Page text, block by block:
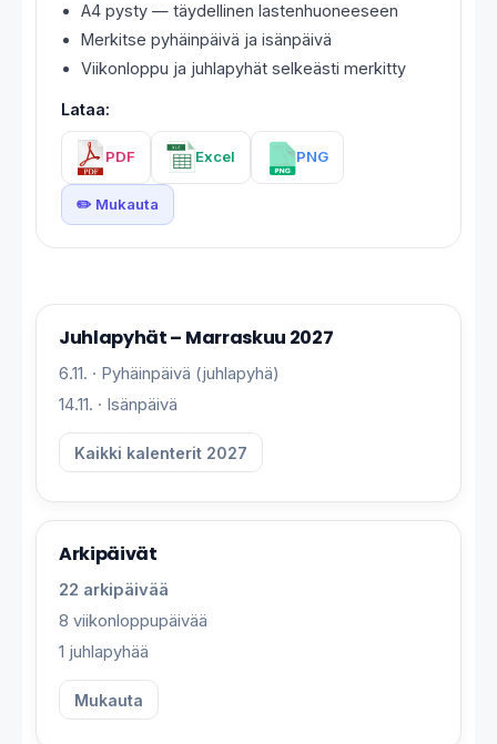
A4 pysty — täydellinen lastenhuoneeseen
Merkitse pyhäinpäivä ja isänpäivä
Viikonloppu ja juhlapyhät selkeästi merkitty
Lataa:
PDF Excel PNG
✏️ Mukauta
Juhlapyhät – Marraskuu 2027
6.11. · Pyhäinpäivä (juhlapyhä)
14.11. · Isänpäivä
Kaikki kalenterit 2027
Arkipäivät
22 arkipäivää
8 viikonloppupäivää
1 juhlapyhää
Mukauta